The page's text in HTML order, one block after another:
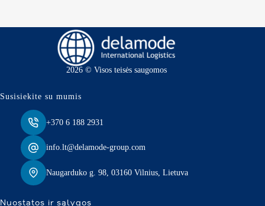
2026 © Visos teisės saugomos
Susisiekite su mumis
+370 6 188 2931
info.lt@delamode-group.com
Naugarduko g. 98, 03160 Vilnius, Lietuva
Nuostatos ir sąlygos